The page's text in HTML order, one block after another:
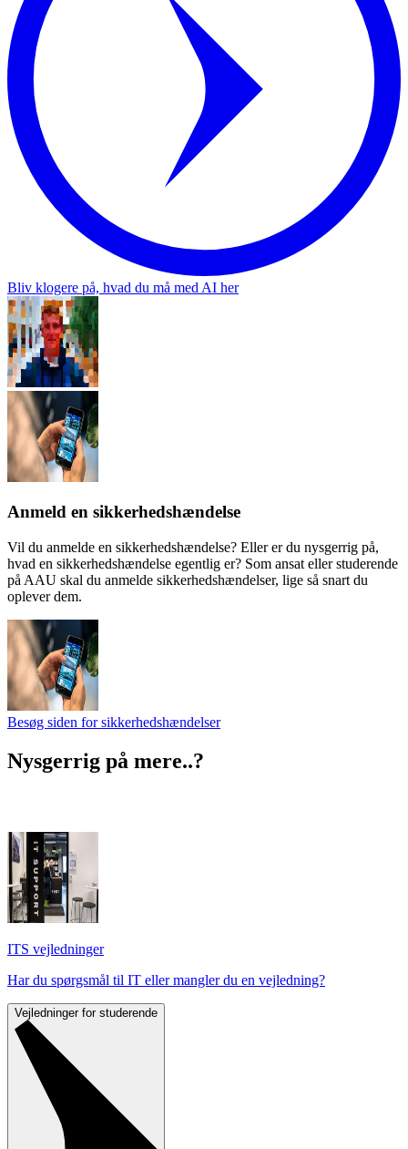
Bliv klogere på, hvad du må med AI her
Anmeld en sikkerhedshændelse
Vil du anmelde en sikkerhedshændelse? Eller er du nysgerrig på,
hvad en sikkerhedshændelse egentlig er? Som ansat eller studerende
på AAU skal du anmelde sikkerhedshændelser, lige så snart du
oplever dem.
Besøg siden for sikkerhedshændelser
Nysgerrig på mere..?
ITS vejledninger
Har du spørgsmål til IT eller mangler du en vejledning?
Vejledninger for studerende